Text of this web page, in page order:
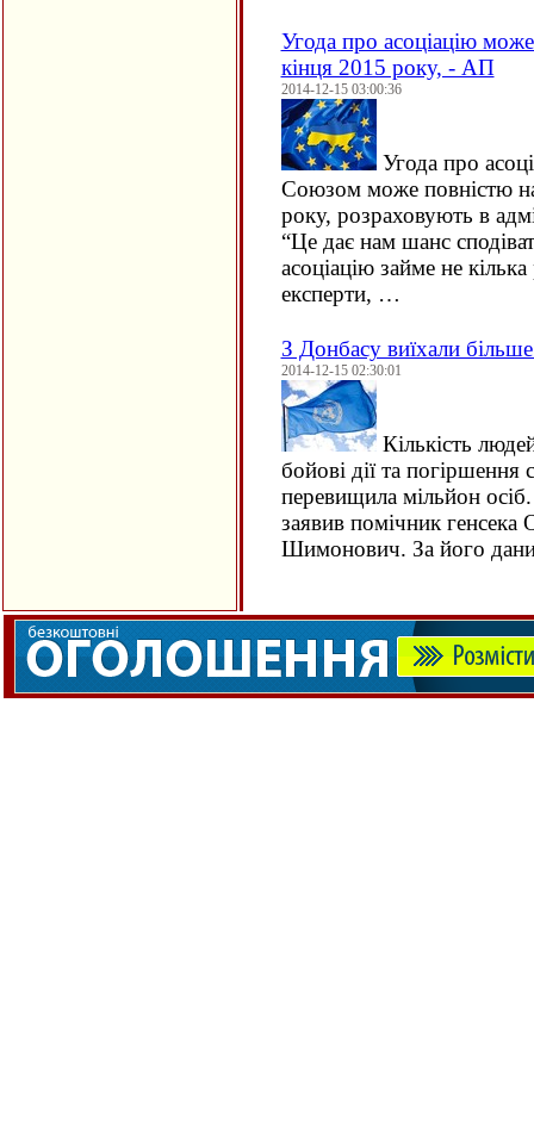
Угода про асоціацію
кінця 2015 року, - АП
2014-12-15 03:00:36
Угода про
Союзом може повністю
року, розраховують в
“Це дає нам шанс
асоціацію займе не
експерти, …
З Донбасу виїхали
2014-12-15 02:30:01
Кількість
бойові дії та погіршення
перевищила мільйон
заявив помічник
Шимонович. За його